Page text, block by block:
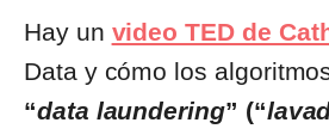
Hay un video TED de
Data y cómo los
“data laundering” (“